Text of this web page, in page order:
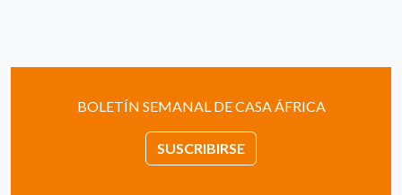
BOLETÍN SEMANAL DE CASA ÁFRICA
SUSCRIBIRSE